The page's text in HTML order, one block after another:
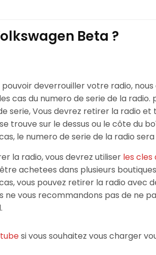
Beta ?
deverrouiller votre radio, nous
cas du numero de serie de la
serie, Vous devrez retirer la radio
trouve sur le dessus ou le côte du
le numero de serie de la radio
la radio, vous devrez utiliser les
achetees dans plusieurs
vous pouvez retirer la radio avec
ne vous recommandons pas de ne
si vous souhaitez vous charger